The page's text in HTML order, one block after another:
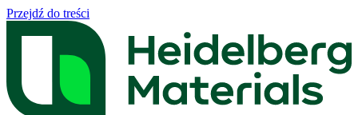
Przejdź do treści